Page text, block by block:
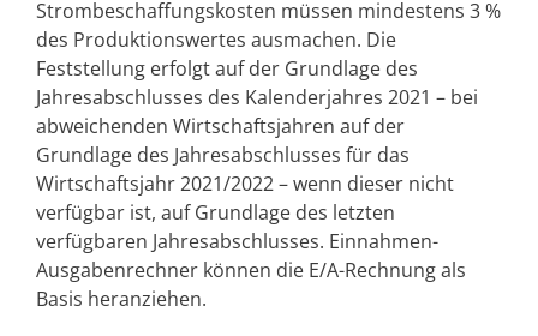
Strombeschaffungskosten müssen mindestens 3 %
des Produktionswertes ausmachen. Die
Feststellung erfolgt auf der Grundlage des
Jahresabschlusses des Kalenderjahres 2021 – bei
abweichenden Wirtschaftsjahren auf der
Grundlage des Jahresabschlusses für das
Wirtschaftsjahr 2021/2022 – wenn dieser nicht
verfügbar ist, auf Grundlage des letzten
verfügbaren Jahresabschlusses. Einnahmen-
Ausgabenrechner können die E/A-Rechnung als
Basis heranziehen.